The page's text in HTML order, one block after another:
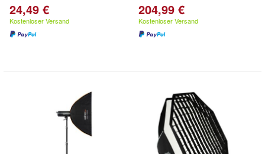
24,49 €
Kostenloser Versand
204,99 €
Kostenloser Versand